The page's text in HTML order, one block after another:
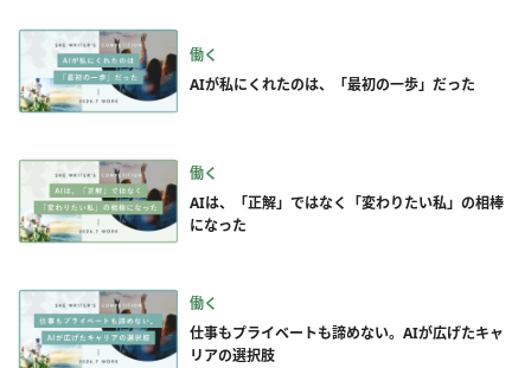
働く
AIが私にくれたのは、「最初の一歩」だった
働く
AIは、「正解」ではなく「変わりたい私」の相棒
になった
働く
仕事もプライベートも諦めない。AIが広げたキャ
リアの選択肢